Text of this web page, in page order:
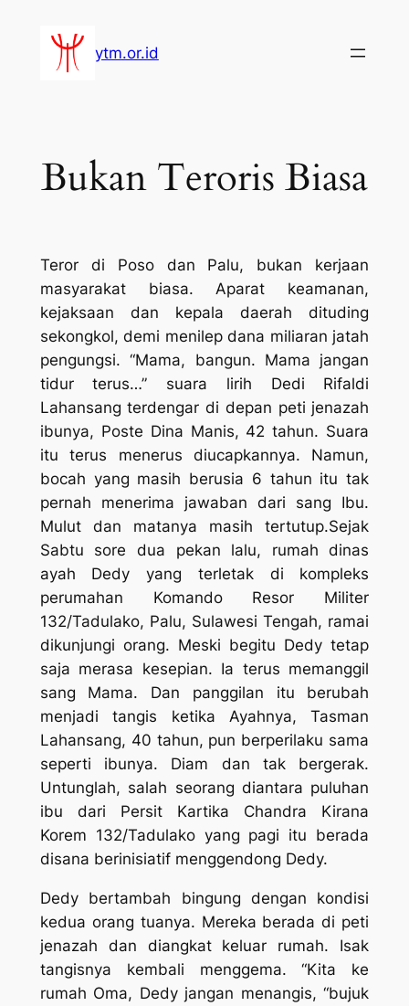
konten
ytm.or.id
Bukan Teroris Biasa
Teror di Poso dan Palu, bukan kerjaan
masyarakat biasa. Aparat keamanan,
kejaksaan dan kepala daerah dituding
sekongkol, demi menilep dana miliaran jatah
pengungsi. “Mama, bangun. Mama jangan
tidur terus…” suara lirih Dedi Rifaldi
Lahansang terdengar di depan peti jenazah
ibunya, Poste Dina Manis, 42 tahun. Suara
itu terus menerus diucapkannya. Namun,
bocah yang masih berusia 6 tahun itu tak
pernah menerima jawaban dari sang Ibu.
Mulut dan matanya masih tertutup.Sejak
Sabtu sore dua pekan lalu, rumah dinas
ayah Dedy yang terletak di kompleks
perumahan Komando Resor Militer
132/Tadulako, Palu, Sulawesi Tengah, ramai
dikunjungi orang. Meski begitu Dedy tetap
saja merasa kesepian. Ia terus memanggil
sang Mama. Dan panggilan itu berubah
menjadi tangis ketika Ayahnya, Tasman
Lahansang, 40 tahun, pun berperilaku sama
seperti ibunya. Diam dan tak bergerak.
Untunglah, salah seorang diantara puluhan
ibu dari Persit Kartika Chandra Kirana
Korem 132/Tadulako yang pagi itu berada
disana berinisiatif menggendong Dedy.
Dedy bertambah bingung dengan kondisi
kedua orang tuanya. Mereka berada di peti
jenazah dan diangkat keluar rumah. Isak
tangisnya kembali menggema. “Kita ke
rumah Oma, Dedy jangan menangis, “bujuk